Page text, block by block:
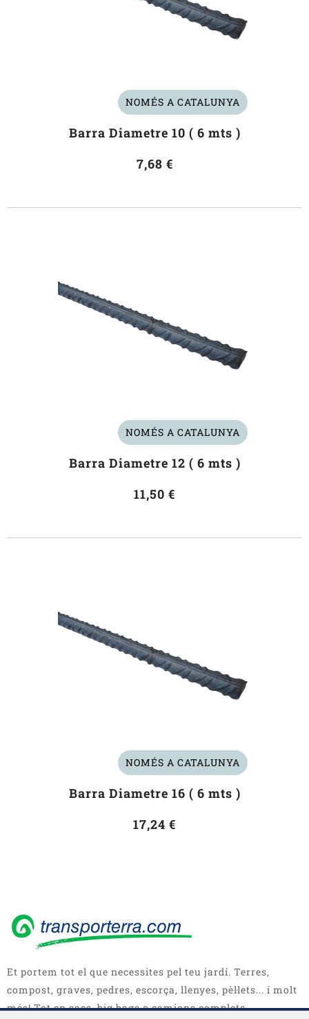
NOMÉS A CATALUNYA
Barra Diametre 10 ( 6 mts )
7,68 €
NOMÉS A CATALUNYA
Barra Diametre 12 ( 6 mts )
11,50 €
NOMÉS A CATALUNYA
Barra Diametre 16 ( 6 mts )
17,24 €
Et portem tot el que necessites pel teu jardí. Terres,
compost, graves, pedres, escorça, llenyes, pèl·lets... i molt
més! Tot en sacs, big bags o camions complets.